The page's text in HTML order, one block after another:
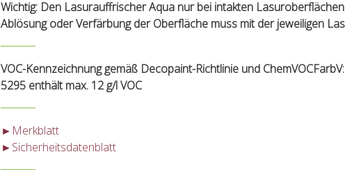
Wichtig: Den Lasurauffrischer Aqua nur bei intakten
Ablösung oder Verfärbung der Oberfläche muss mit der jeweiligen
VOC-Kennzeichnung gemäß Decopaint-Richtlinie und
5295 enthält max. 12 g/l VOC
►Merkblatt
►Sicherheitsdatenblatt